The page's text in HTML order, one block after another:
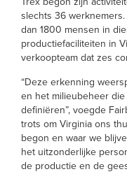
slechts 36
dan 1800 mensen in
productiefaciliteiten in
verkoopteam dat zes
“Deze erkenning
en het milieubeheer
definiëren”, voegde
trots om Virginia ons
begon en waar we
het uitzonderlijke
de productie en de